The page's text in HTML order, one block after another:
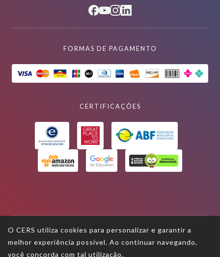
FORMAS DE PAGAMENTO
CERTIFICAÇÕES
Termos de uso
O CERS utiliza cookies para personalizar e garantir a
melhor experiência possível. Ao continuar navegando,
você concorda com tal utilização.